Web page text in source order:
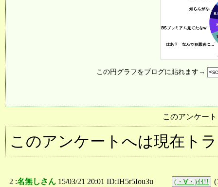
この円グラフをブログに貼れます→
このアンケー
このアンケートへは現在ト
2 :名無しさん 15/03/21 20:01 ID:IH5r5Iou3u (・∀・)ｲｲ!! (